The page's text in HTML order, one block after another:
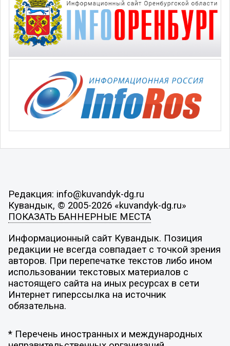
Редакция: info@kuvandyk-dg.ru
Кувандык, © 2005-2026 «kuvandyk-dg.ru»
ПОКАЗАТЬ БАННЕРНЫЕ МЕСТА
Информационный сайт Кувандык. Позиция
редакции не всегда совпадает с точкой зрения
авторов. При перепечатке текстов либо ином
использовании текстовых материалов с
настоящего сайта на иных ресурсах в сети
Интернет гиперссылка на источник
обязательна.
* Перечень иностранных и международных